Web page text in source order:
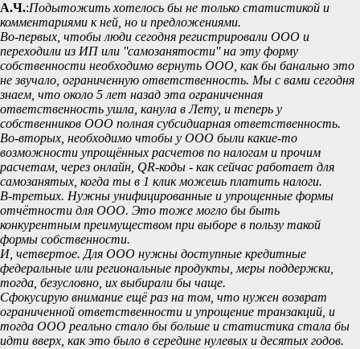
А.Ч.:Подытожить хотелось бы не только статистикой и
комментариями к ней, но и предложениями.
Во-первых, чтобы люди сегодня регистрировали ООО и
переходили из ИП или ''самозанятости'' на эту форму
собственности необходимо вернуть ООО, как бы банально это
не звучало, ограниченную ответственность. Мы с вами сегодня
знаем, что около 5 лет назад эта ограниченная
ответственность ушла, канула в Лету, и теперь у
собственников ООО полная субсидиарная ответственность.
Во-вторых, необходимо чтобы у ООО были какие-то
возможности упрощённых расчетов по налогам и прочим
расчетам, через онлайн, QR-коды - как сейчас работает для
самозанятых, когда ты в 1 клик можешь платить налоги.
В-третьих. Нужны унифицированные и упрощенные формы
отчётности для ООО. Это тоже могло бы быть
конкурентным преимуществом при выборе в пользу такой
формы собственности.
И, четвертое. Для ООО нужны доступные кредитные
федеральные или региональные продукты, меры поддержки,
тогда, безусловно, их выбирали бы чаще.
Сфокусирую внимание ещё раз на том, что нужен возврат
ограниченной ответственности и упрощение транзакций, и
тогда ООО реально стало бы больше и статистика стала бы
идти вверх, как это было в середине нулевых и десятых годов.